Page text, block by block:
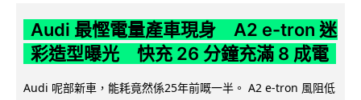
Audi 最慳電量產車現身 A2 e-tron 迷
彩造型曝光 快充 26 分鐘充滿 8 成電
Audi 呢部新車，能耗竟然係25年前嘅一半。 A2 e-tron 風阻低